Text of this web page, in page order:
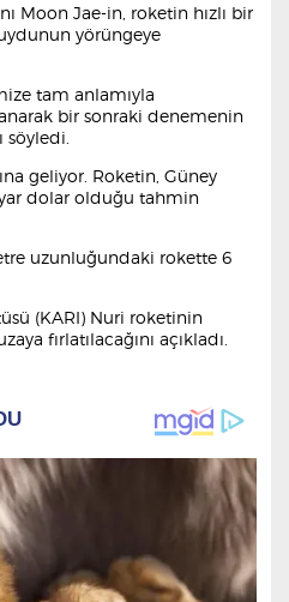
Moon Jae-in, roketin hızlı bir
yörüngeye
tam anlamıyla
bir sonraki denemenin
söyledi.
geliyor. Roketin, Güney
dolar olduğu tahmin
uzunluğundaki rokette 6
(KARI) Nuri roketinin
fırlatılacağını açıkladı.